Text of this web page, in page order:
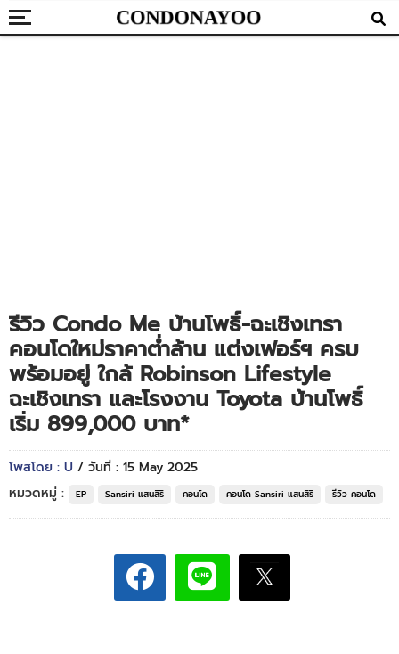
รีวิว Condo Me บ้านโพธิ์-ฉะเชิงเทรา
คอนโดใหม่ราคาต่ำล้าน แต่งเฟอร์ฯ ครบ
พร้อมอยู่ ใกล้ Robinson Lifestyle
ฉะเชิงเทรา และโรงงาน Toyota บ้านโพธิ์
เริ่ม 899,000 บาท*
โพสโดย : U / วันที่ : 15 May 2025
หมวดหมู่ :
EP Sansiri แสนสิริ คอนโด คอนโด Sansiri แสนสิริ รีวิว คอนโด